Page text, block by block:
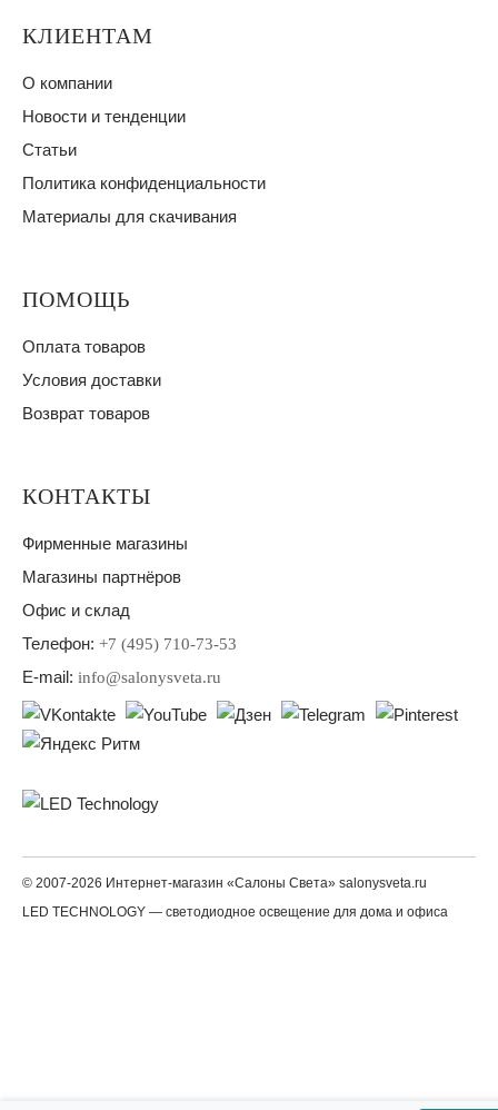
КЛИЕНТАМ
О компании
Новости и тенденции
Статьи
Политика конфиденциальности
Материалы для скачивания
ПОМОЩЬ
Оплата товаров
Условия доставки
Возврат товаров
КОНТАКТЫ
Фирменные магазины
Магазины партнёров
Офис и склад
Телефон: +7 (495) 710-73-53
E-mail: info@salonysveta.ru
© 2007-2026 Интернет-магазин «Салоны Света» salonysveta.ru
LED TECHNOLOGY — светодиодное освещение для дома и офиса